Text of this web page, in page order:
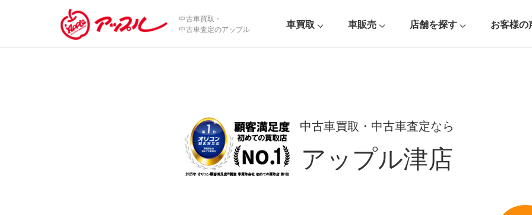
/*ABテスト_新規査定フォームの為のCVボタン*/
中古車買取・
中古車査定のアップル
車買取 車販売 店舗を探す お客様の
中古車買取・中古車査定なら
アップル津店